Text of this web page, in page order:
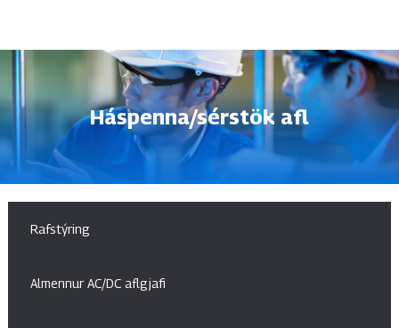
Háspenna/sérstök afl
Rafstýring
Almennur AC/DC aflgjafi